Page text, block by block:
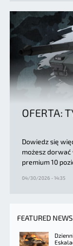
OFERTA:
Dowiedz się
możesz
premium 10
04/30/2026 - 14:35
FEATURED NEWS